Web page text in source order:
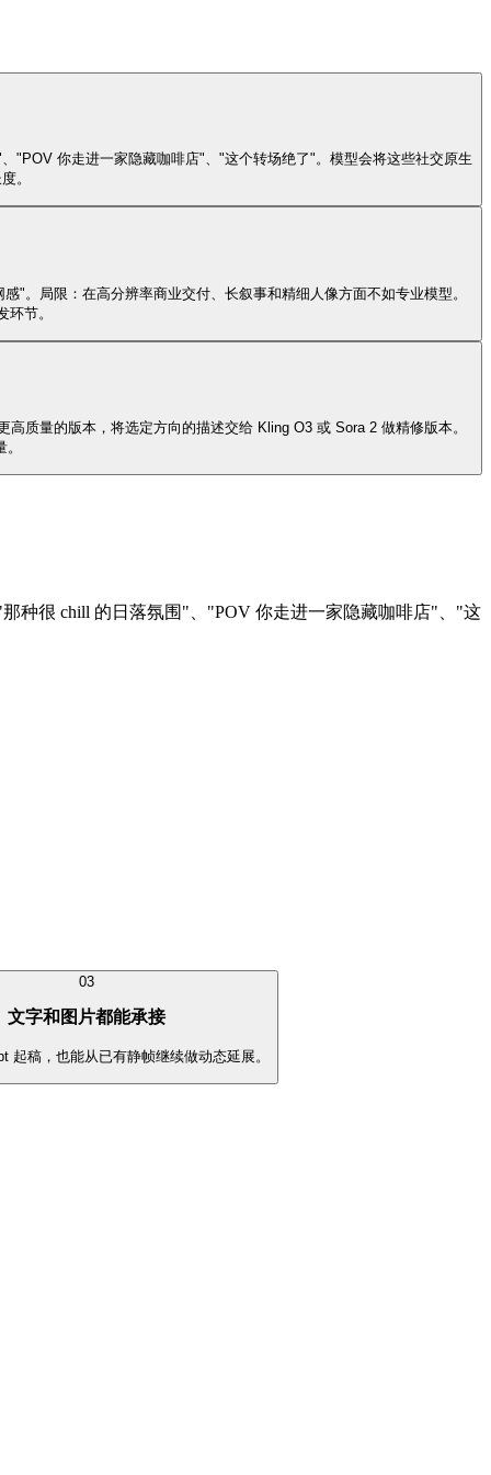
你走进一家隐藏咖啡店"、"这个转场绝了"。模型会将这些社交原生
。
"。局限：在高分辨率商业交付、长叙事和精细人像方面不如专业模型。
节。
质量的版本，将选定方向的描述交给 Kling O3 或 Sora 2 做精修版本。
种很 chill 的日落氛围"、"POV 你走进一家隐藏咖啡店"、"这
03
文字和图片都能承接
起稿，也能从已有静帧继续做动态延展。